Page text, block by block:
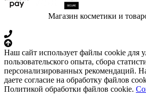
Магазин косметики и
Наш сайт использует файлы cookie для
пользовательского опыта, сбора
персонализированных рекомендаций.
даете согласие на обработку файлов
Политикой обработки файлов cookie.